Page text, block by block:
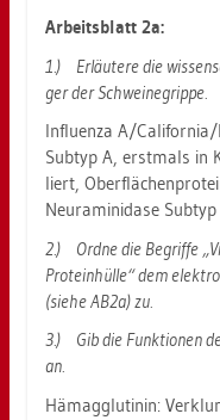
Ar­beits­blatt 2a:
1.) Er­läu­te­re die
ger der Schwei­ne­grip­pe.
In­flu­en­za A/
Sub­typ A, erst­mals in
liert,
Neur­ami­ni­da­se Sub­typ
2.) Ordne die Be­grif­fe
Pro­te­in­hül­le“ dem
(siehe AB2a) zu.
3.) Gib die Funk­tio­nen
an.
Häm­ag­g­luti­nin: